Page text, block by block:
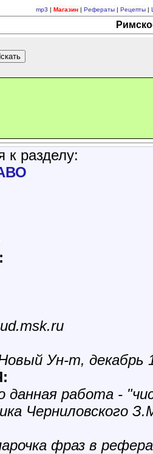
mp3 | Магазин| Рефераты| Рецепты|
к разделу:
Ун-т,
данная работа -
Черниловского
фраз в